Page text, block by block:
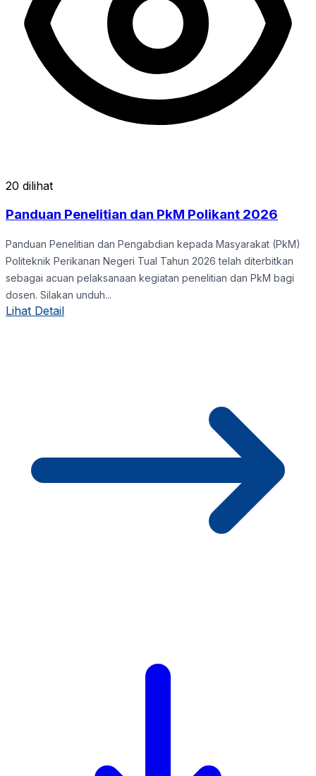
20 dilihat
Panduan Penelitian dan PkM Polikant 2026
Panduan Penelitian dan Pengabdian kepada Masyarakat (PkM)
Politeknik Perikanan Negeri Tual Tahun 2026 telah diterbitkan
sebagai acuan pelaksanaan kegiatan penelitian dan PkM bagi
dosen. Silakan unduh...
Lihat Detail